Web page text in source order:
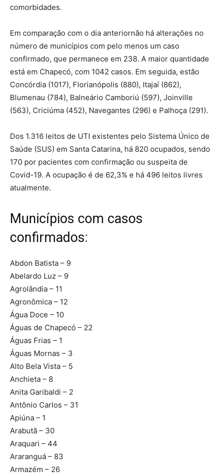
comorbidades.
Em comparação com o dia anteriornão há alterações no
número de municípios com pelo menos um caso
confirmado, que permanece em 238. A maior quantidade
está em Chapecó, com 1042 casos. Em seguida, estão
Concórdia (1017), Florianópolis (880), Itajaí (862),
Blumenau (784), Balneário Camboriú (597), Joinville
(563), Criciúma (452), Navegantes (296) e Palhoça (291).
Dos 1.316 leitos de UTI existentes pelo Sistema Único de
Saúde (SUS) em Santa Catarina, há 820 ocupados, sendo
170 por pacientes com confirmação ou suspeita de
Covid-19. A ocupação é de 62,3% e há 496 leitos livres
atualmente.
Municípios com casos
confirmados:
Abdon Batista – 9
Abelardo Luz – 9
Agrolândia – 11
Agronômica – 12
Água Doce – 10
Águas de Chapecó – 22
Águas Frias – 1
Águas Mornas – 3
Alto Bela Vista – 5
Anchieta – 8
Anita Garibaldi – 2
Antônio Carlos – 31
Apiúna – 1
Arabutã – 30
Araquari – 44
Araranguá – 83
Armazém – 26